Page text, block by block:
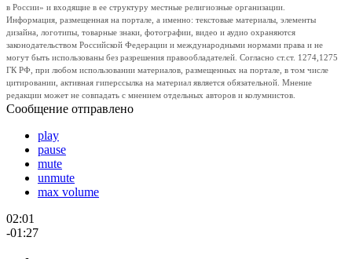
в России» и входящие в ее структуру местные религиозные организации.
Информация, размещенная на портале, а именно: текстовые материалы, элементы
дизайна, логотипы, товарные знаки, фотографии, видео и аудио охраняются
законодательством Российской Федерации и международными нормами права и не
могут быть использованы без разрешения правообладателей. Согласно ст.ст. 1274,1275
ГК РФ, при любом использовании материалов, размещенных на портале, в том числе
цитировании, активная гиперссылка на материал является обязательной. Мнение
редакции может не совпадать с мнением отдельных авторов и колумнистов.
Сообщение отправлено
play
pause
mute
unmute
max volume
02:01
-01:27